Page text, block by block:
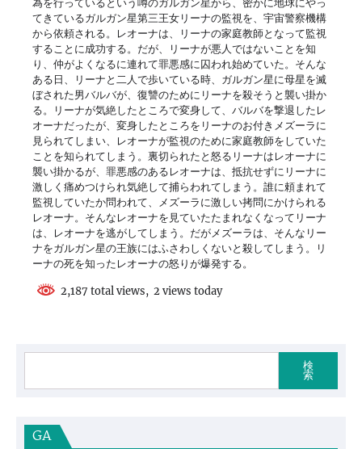
てきているガルガン星第三王女リーナの監視を、宇宙警察機構
から依頼される。レオーナは、リーナの家庭教師となって監視
することに成功する。だが、リーナが悪人ではないことを知
り、仲がよくなるに連れて罪悪感に囚われ始めていた。そんな
ある日、リーナと二人で歩いている時、ガルガン星に母星を滅
ぼされた男バルバが、復讐のためにリーナを殺そうと襲い掛か
る。リーナが気絶したところで変身して、バルバを撃退したレ
オーナだったが、変身したところをリーナのお付きメズーラに
見られてしまい、レオーナが監視のために家庭教師をしていた
ことを知られてしまう。裏切られたと怒るリーナはレオーナに
襲い掛かるが、罪悪感のあるレオーナは、抵抗せずにリーナに
激しく痛めつけられ気絶して捕らわれてしまう。誰に頼まれて
監視していたか問われて、メズーラに激しい拷問にかけられる
レオーナ。そんなレオーナを見ていたたまれなくなってリーナ
は、レオーナを逃がしてしまう。だがメズーラは、そんなリー
ナをガルガン星の王族にはふさわしくないと殺してしまう。リ
ーナの死を知ったレオーナの怒りが爆発する。
2,187 total views, 2 views today
検
索
GA